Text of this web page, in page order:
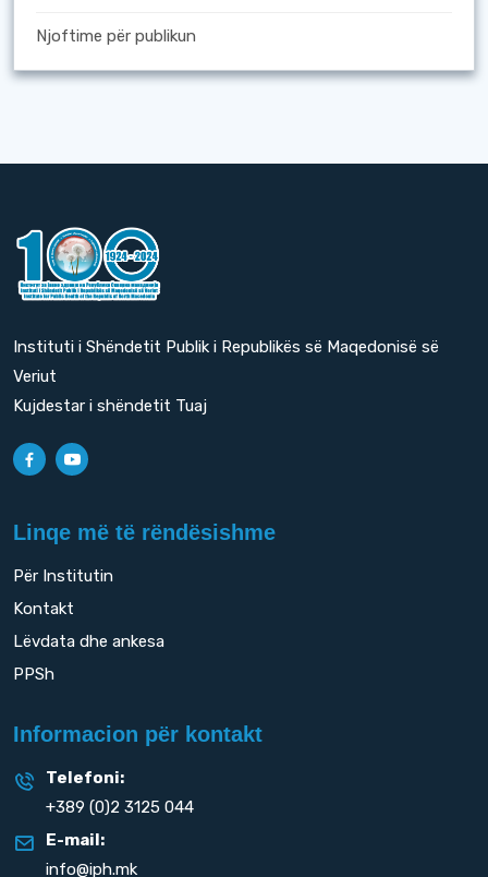
Njoftime për publikun
Instituti i Shëndetit Publik i Republikës së Maqedonisë së
Veriut
Kujdestar i shëndetit Tuaj
Linqe më të rëndësishme
Për Institutin
Kontakt
Lëvdata dhe ankesa
PPSh
Informacion për kontakt
Telefoni:
+389 (0)2 3125 044
E-mail:
info@iph.mk